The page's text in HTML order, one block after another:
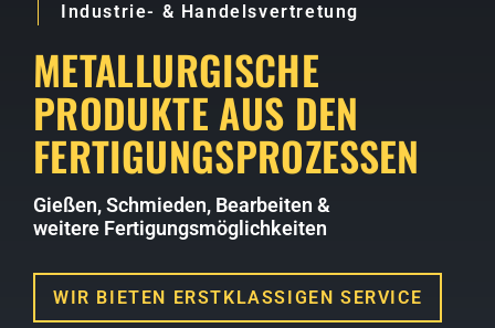
Industrie- & Handelsvertretung
METALLURGISCHE
PRODUKTE AUS DEN
FERTIGUNGSPROZESSEN
Gießen, Schmieden, Bearbeiten &
weitere Fertigungsmöglichkeiten
WIR BIETEN ERSTKLASSIGEN SERVICE